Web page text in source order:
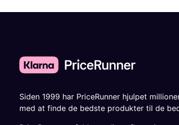
Siden 1999 har PriceRunner hjulpet
med at finde de bedste produkter til de